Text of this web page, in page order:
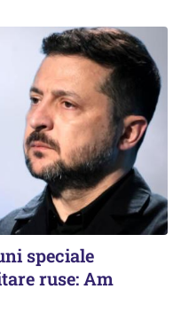
speciale
ruse: Am